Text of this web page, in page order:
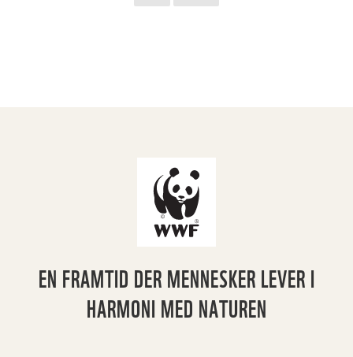
EN FRAMTID DER MENNESKER LEVER I
HARMONI MED NATUREN